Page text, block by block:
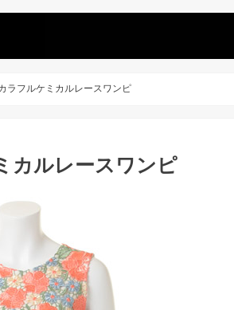
ラフルケミカルレースワンピ
カルレースワンピ